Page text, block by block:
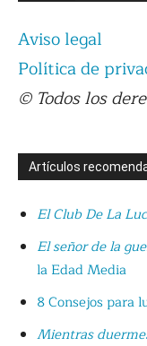
Aviso legal
Política de
© Todos los
Artículos
El Club De La
El señor de la
la Edad Media
8 Consejos para
Mientras